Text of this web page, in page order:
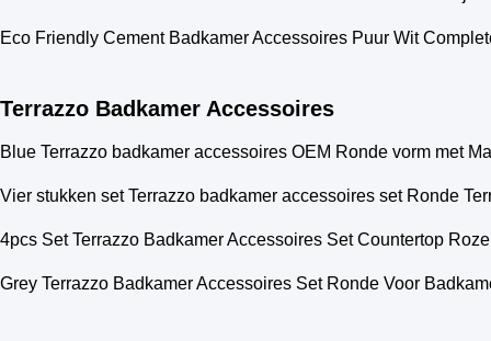
Eco Friendly Cement Badkamer Accessoires Puur Wit
Terrazzo Badkamer Accessoires
Blue Terrazzo badkamer accessoires OEM Ronde vorm met
Vier stukken set Terrazzo badkamer accessoires set Ronde
4pcs Set Terrazzo Badkamer Accessoires Set Countertop
Grey Terrazzo Badkamer Accessoires Set Ronde Voor